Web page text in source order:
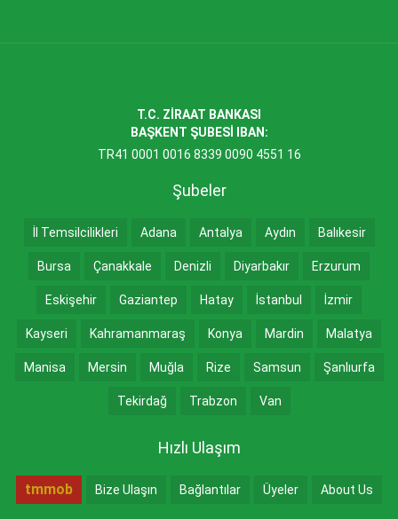
T.C. ZİRAAT BANKASI
BAŞKENT ŞUBESİ IBAN:
TR41 0001 0016 8339 0090 4551 16
Şubeler
İl Temsilcilikleri Adana Antalya Aydın Balıkesir
Bursa Çanakkale Denizli Diyarbakır Erzurum
Eskişehir Gaziantep Hatay İstanbul İzmir
Kayseri Kahramanmaraş Konya Mardin Malatya
Manisa Mersin Muğla Rize Samsun Şanlıurfa
Tekirdağ Trabzon Van
Hızlı Ulaşım
tmmob Bize Ulaşın Bağlantılar Üyeler About Us